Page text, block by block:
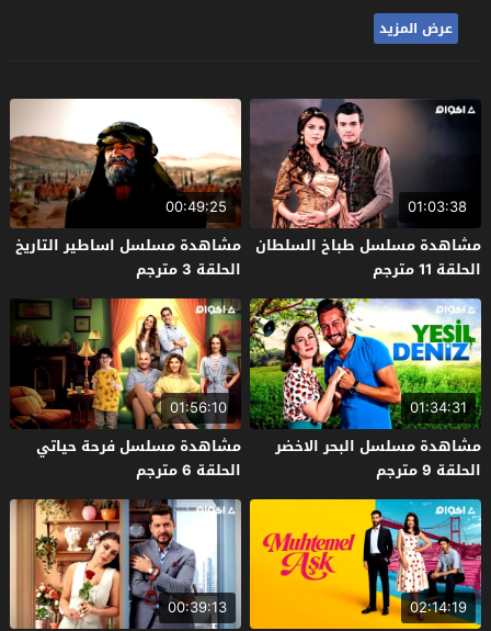
عرض المزيد
01:03:38
مشاهدة مسلسل طباخ السلطان
الحلقة 11 مترجم
00:49:25
مشاهدة مسلسل اساطير التاريخ
الحلقة 3 مترجم
01:34:31
مشاهدة مسلسل البحر الاخضر
الحلقة 9 مترجم
01:56:10
مشاهدة مسلسل فرحة حياتي
الحلقة 6 مترجم
02:14:19
00:39:13